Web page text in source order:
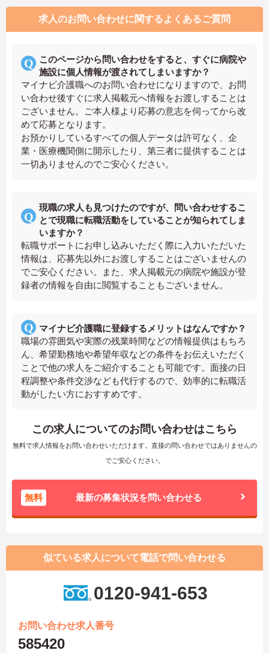
求人のお問い合わせに関するよくあるご質問
このページから問い合わせをすると、すぐに病院や
施設に個人情報が渡されてしまいますか？
マイナビ介護職へのお問い合わせになりますので、お問
い合わせ後すぐに求人掲載元へ情報をお渡しすることは
ございません。ご本人様より応募の意志を伺ってから改
めて応募となります。
お預かりしているすべての個人データは許可なく、企
業・医療機関側に開示したり、第三者に提供することは
一切ありませんのでご安心ください。
現職の求人も見つけたのですが、問い合わせするこ
とで現職に転職活動をしていることが知られてしま
いますか？
転職サポートにお申し込みいただく際に入力いただいた
情報は、応募先以外にお渡しすることはございませんの
でご安心ください。また、求人掲載元の病院や施設が登
録者の情報を自由に閲覧することもございません。
マイナビ介護職に登録するメリットはなんですか？
職場の雰囲気や実際の残業時間などの情報提供はもちろ
ん、希望勤務地や希望年収などの条件をお伝えいただく
ことで他の求人をご紹介することも可能です。面接の日
程調整や条件交渉なども代行するので、効率的に転職活
動がしたい方におすすめです。
この求人についてのお問い合わせはこちら
無料で求人情報をお問い合わせいただけます。直接の問い合わせではありませんの
でご安心ください。
無料 最新の募集状況を問い合わせる
似ている求人について電話で問い合わせる
0120-941-653
お問い合わせ求人番号
585420